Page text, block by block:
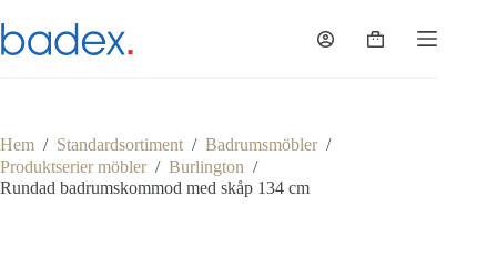
till
innehåll
Varukorg
Hem / Standardsortiment / Badrumsmöbler /
Produktserier möbler / Burlington /
Rundad badrumskommod med skåp 134 cm